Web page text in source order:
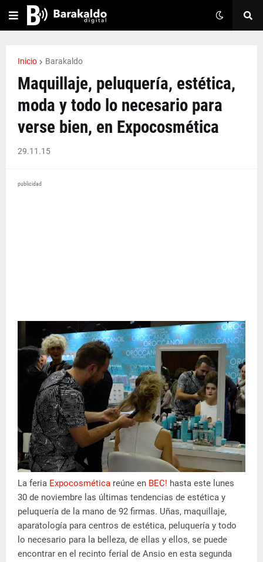
Inicio Barakaldo
Maquillaje, peluquería, estética,
moda y todo lo necesario para
verse bien, en Expocosmética
29.11.15
publicidad
La feria Expocosmética reúne en BEC! hasta este lunes
30 de noviembre las últimas tendencias de estética y
peluquería de la mano de 92 firmas. Uñas, maquillaje,
aparatología para centros de estética, peluquería y todo
lo necesario para la belleza, de ellas y ellos, se puede
encontrar en el recinto ferial de Ansio en esta segunda